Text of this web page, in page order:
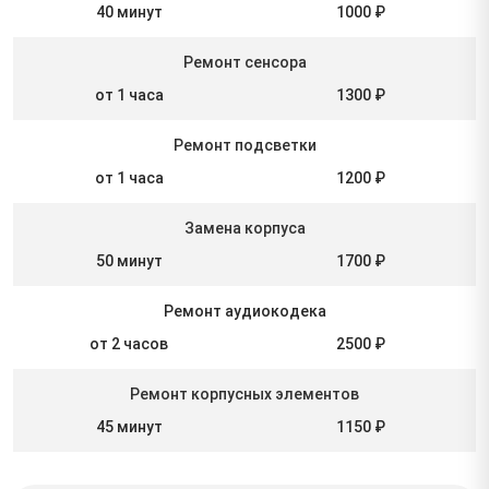
40 минут 1000 ₽
Ремонт сенсора
от 1 часа
1300 ₽
Ремонт подсветки
от 1 часа
1200 ₽
Замена корпуса
50 минут
1700 ₽
Ремонт аудиокодека
от 2 часов
2500 ₽
Ремонт корпусных элементов
45 минут
1150 ₽